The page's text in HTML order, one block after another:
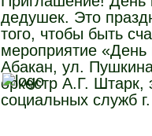
дедушек. Это
того, чтобы быть
мероприятие «День
Абакан, ул.
оркестр А.Г. Штарк,
социальных служб